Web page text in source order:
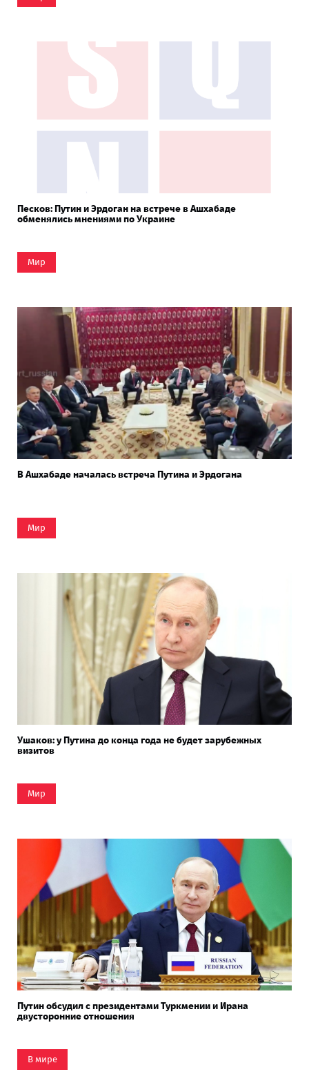
Песков: Путин и Эрдоган на встрече в Ашхабаде
обменялись мнениями по Украине
Мир
В Ашхабаде началась встреча Путина и Эрдогана
Мир
Ушаков: у Путина до конца года не будет зарубежных
визитов
Мир
Путин обсудил с президентами Туркмении и Ирана
двусторонние отношения
В мире